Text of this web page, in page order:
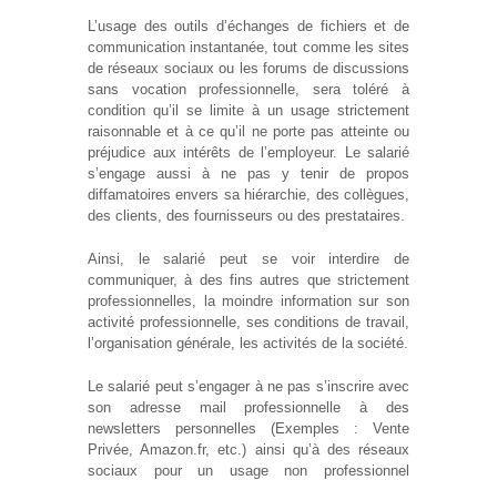
L’usage des outils d’échanges de fichiers et de
communication instantanée, tout comme les sites
de réseaux sociaux ou les forums de discussions
sans vocation professionnelle, sera toléré à
condition qu’il se limite à un usage strictement
raisonnable et à ce qu’il ne porte pas atteinte ou
préjudice aux intérêts de l’employeur. Le salarié
s’engage aussi à ne pas y tenir de propos
diffamatoires envers sa hiérarchie, des collègues,
des clients, des fournisseurs ou des prestataires.
Ainsi, le salarié peut se voir interdire de
communiquer, à des fins autres que strictement
professionnelles, la moindre information sur son
activité professionnelle, ses conditions de travail,
l’organisation générale, les activités de la société.
Le salarié peut s’engager à ne pas s’inscrire avec
son adresse mail professionnelle à des
newsletters personnelles (Exemples : Vente
Privée, Amazon.fr, etc.) ainsi qu’à des réseaux
sociaux pour un usage non professionnel